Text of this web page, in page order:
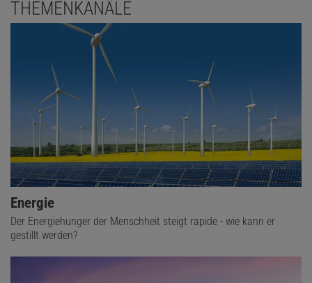
THEMENKANÄLE
Energie
Der Energiehunger der Menschheit steigt rapide - wie kann er
gestillt werden?